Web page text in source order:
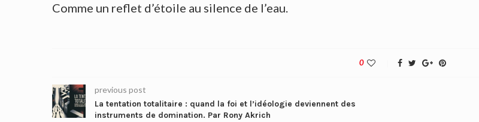
Comme un reflet d’étoile au silence de l’eau.
0
previous post
La tentation totalitaire : quand la foi et l’idéologie deviennent des
instruments de domination. Par Rony Akrich